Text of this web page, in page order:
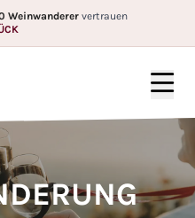
Weinwanderer vertrauen
WEINGÜTER
FÜR WEN?